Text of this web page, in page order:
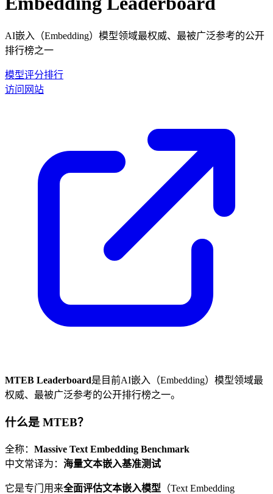
AI嵌入（Embedding）模型领域最权威、最被广泛参考的公开
排行榜之一
模型评分排行
访问网站
MTEB Leaderboard是目前AI嵌入（Embedding）模型领域最
权威、最被广泛参考的公开排行榜之一。
什么是 MTEB？
全称： Massive Text Embedding Benchmark
中文常译为： 海量文本嵌入基准测试
它是专门用来全面评估文本嵌入模型 （Text Embedding